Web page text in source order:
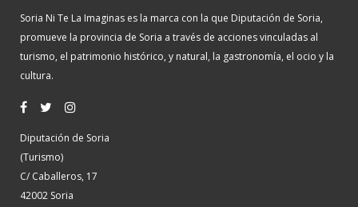
Soria Ni Te La Imaginas es la marca con la que Diputación de Soria,
promueve la provincia de Soria a través de acciones vinculadas al
turismo, el patrimonio histórico, y natural, la gastronomía, el ocio y la
cultura.
Diputación de Soria
(Turismo)
C/ Caballeros, 17
42002 Soria